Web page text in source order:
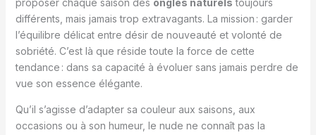
proposer chaque saison des ongles naturels toujours
différents, mais jamais trop extravagants. La mission : garder
l’équilibre délicat entre désir de nouveauté et volonté de
sobriété. C’est là que réside toute la force de cette
tendance : dans sa capacité à évoluer sans jamais perdre de
vue son essence élégante.
Qu’il s’agisse d’adapter sa couleur aux saisons, aux
occasions ou à son humeur, le nude ne connaît pas la